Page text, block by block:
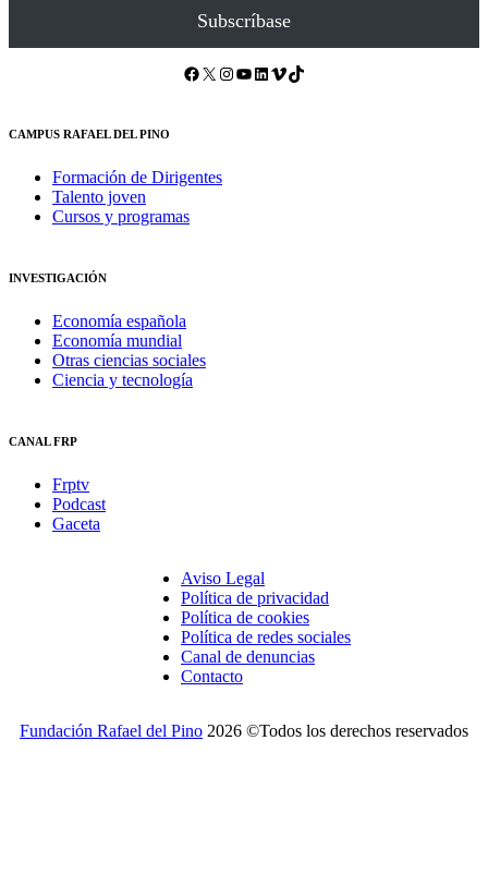
Subscríbase
Facebook X Instagram YouTube LinkedIn Vimeo TikTok
CAMPUS RAFAEL DEL PINO
Formación de Dirigentes
Talento joven
Cursos y programas
INVESTIGACIÓN
Economía española
Economía mundial
Otras ciencias sociales
Ciencia y tecnología
CANAL FRP
Frptv
Podcast
Gaceta
Aviso Legal
Política de privacidad
Política de cookies
Política de redes sociales
Canal de denuncias
Contacto
Fundación Rafael del Pino 2026 ©Todos los derechos reservados